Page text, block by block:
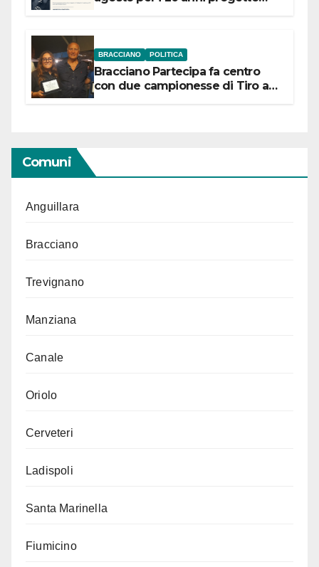
BRACCIANO POLITICA
Bracciano Partecipa fa centro
con due campionesse di Tiro a
Comuni
Anguillara
Bracciano
Trevignano
Manziana
Canale
Oriolo
Cerveteri
Ladispoli
Santa Marinella
Fiumicino